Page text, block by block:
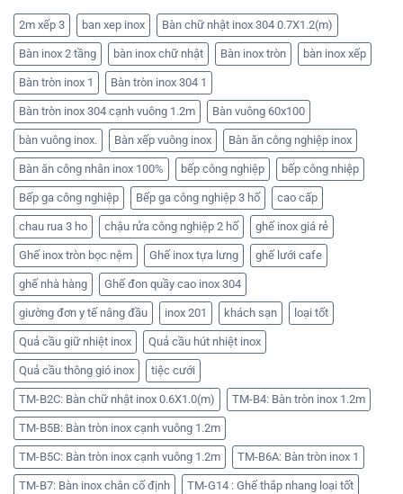
2m xếp 3 ban xep inox Bàn chữ nhật inox 304 0.7X1.2(m)
Bàn inox 2 tầng bàn inox chữ nhật Bàn inox tròn bàn inox xếp
Bàn tròn inox 1 Bàn tròn inox 304 1
Bàn tròn inox 304 cạnh vuông 1.2m Bàn vuông 60x100
bàn vuông inox. Bàn xếp vuông inox Bàn ăn công nghiệp inox
Bàn ăn công nhân inox 100% bếp công nghiệp bếp công nhiệp
Bếp ga công nghiệp Bếp ga công nghiệp 3 hố cao cấp
chau rua 3 ho chậu rửa công nghiệp 2 hố ghế inox giá rẻ
Ghế inox tròn bọc nệm Ghế inox tựa lưng ghế lưới cafe
ghế nhà hàng Ghế đon quầy cao inox 304
giường đơn y tế nâng đầu inox 201 khách sạn loại tốt
Quả cầu giữ nhiệt inox Quả cầu hút nhiệt inox
Quả cầu thông gió inox tiệc cưới
TM-B2C: Bàn chữ nhật inox 0.6X1.0(m) TM-B4: Bàn tròn inox 1.2m
TM-B5B: Bàn tròn inox cạnh vuông 1.2m
TM-B5C: Bàn tròn inox cạnh vuông 1.2m TM-B6A: Bàn tròn inox 1
TM-B7: Bàn inox chân cố định TM-G14 : Ghế thắp nhang loại tốt